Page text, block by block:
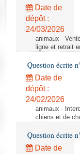
Rapports législatifs
Rapports sur
Baromètre de
Dossiers législatifs
Budget et sécurité
Questions écrites
Comptes rendus
Date de
dépôt :
24/03/2026
animaux -
ligne et retrait
Question écrite
Date de
dépôt :
24/02/2026
animaux -
chiens et de
Question écrite
Date de